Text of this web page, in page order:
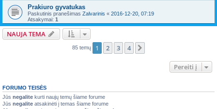
Prakiuro gyvatukas
Paskutinis pranešimas Zalvarinis « 2016-12-20, 07:19
Atsakymai: 1
NAUJA TEMA
85 temų 1 2 3 4
Pereiti į
FORUMO TEISĖS
Jūs negalite kurti naujų temų šiame forume
Jūs negalite atsakinėti į temas šiame forume